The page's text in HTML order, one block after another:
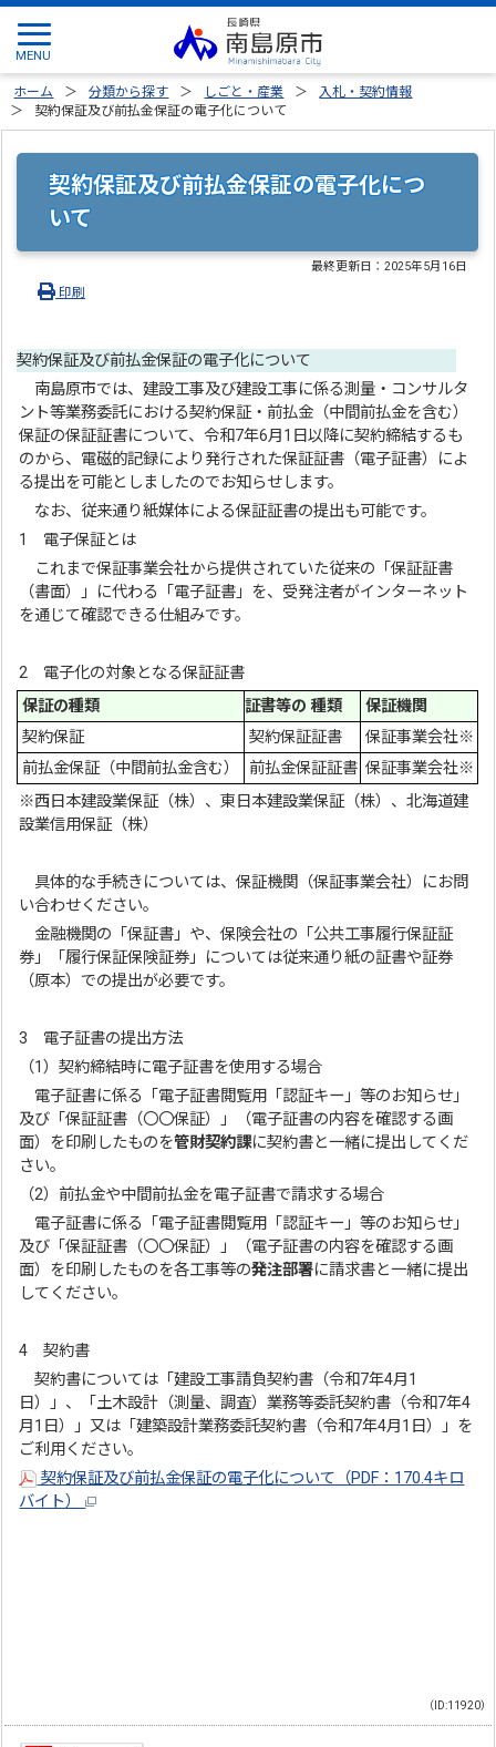
ホーム 分類から探す しごと・産業
入札・契約情報
契約保証及び前払金保証の電子化について
契約保証及び前払金保証の電子化につ
いて
最終更新日：2025年5月16日
印刷
契約保証及び前払金保証の電子化について
南島原市では、建設工事及び建設工事に係る測量・コンサルタ
ント等業務委託における契約保証・前払金（中間前払金を含む）
保証の保証証書について、令和7年6月1日以降に契約締結するも
のから、電磁的記録により発行された保証証書（電子証書）によ
る提出を可能としましたのでお知らせします。
なお、従来通り紙媒体による保証証書の提出も可能です。
1 電子保証とは
これまで保証事業会社から提供されていた従来の「保証証書
（書面）」に代わる「電子証書」を、受発注者がインターネット
を通じて確認できる仕組みです。
2 電子化の対象となる保証証書
保証の種類
証書等の 種類
保証機関
契約保証
契約保証証書
保証事業会社※
前払金保証（中間前払金含む）
前払金保証証書 保証事業会社※
※西日本建設業保証（株）、東日本建設業保証（株）、北海道建
設業信用保証（株）
具体的な手続きについては、保証機関（保証事業会社）にお問
い合わせください。
金融機関の「保証書」や、保険会社の「公共工事履行保証証
券」「履行保証保険証券」については従来通り紙の証書や証券
（原本）での提出が必要です。
3 電子証書の提出方法
（1）契約締結時に電子証書を使用する場合
電子証書に係る「電子証書閲覧用「認証キー」等のお知らせ」
及び「保証証書（〇〇保証）」（電子証書の内容を確認する画
面）を印刷したものを管財契約課に契約書と一緒に提出してくだ
さい。
（2）前払金や中間前払金を電子証書で請求する場合
電子証書に係る「電子証書閲覧用「認証キー」等のお知らせ」
及び「保証証書（〇〇保証）」（電子証書の内容を確認する画
面）を印刷したものを各工事等の発注部署に請求書と一緒に提出
してください。
4 契約書
契約書については「建設工事請負契約書（令和7年4月1
日）」、「土木設計（測量、調査）業務等委託契約書（令和7年4
月1日）」又は「建築設計業務委託契約書（令和7年4月1日）」を
ご利用ください。
契約保証及び前払金保証の電子化について（PDF：170.4キロ
バイト）
（ID:11920）